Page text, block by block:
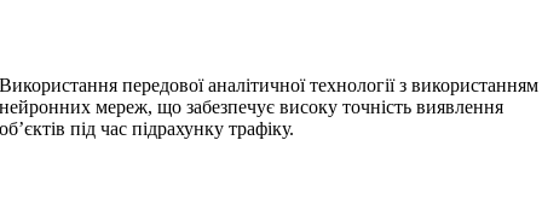
Використання передової аналітичної технології з використанням
нейронних мереж, що забезпечує високу точність виявлення
об’єктів під час підрахунку трафіку.